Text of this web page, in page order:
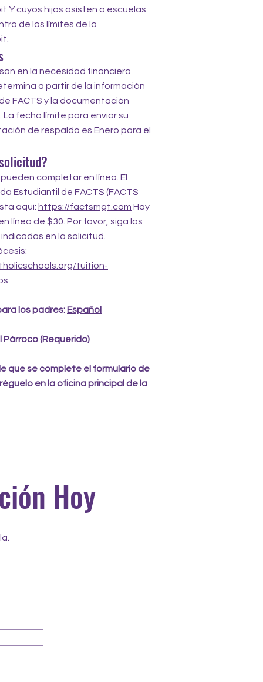
Y cuyos hijos asisten a escuelas
de los límites de la
en la necesidad financiera
a partir de la información
FACTS y la documentación
fecha límite para enviar su
de respaldo es Enero para el
completar en línea. El
Estudiantil de FACTS (FACTS
aquí: https://factsmgt.com Hay
línea de $30. Por favor, siga las
en la solicitud.
tuition-
los padres: Español
Párroco (Requerido)
que se complete el formulario de
en la oficina principal de la
Hoy